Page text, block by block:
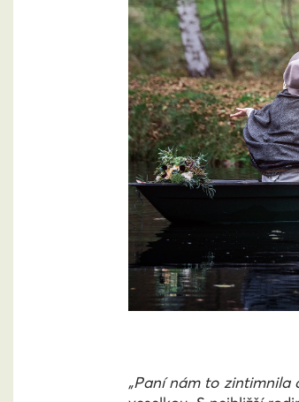
„Paní nám to zintimnila